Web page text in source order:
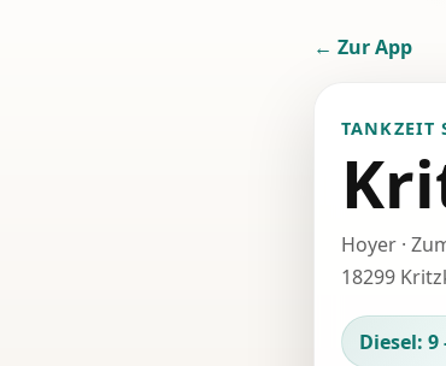
← Zur App
TANKZEIT
Hoyer ·
18299
Diesel: 9